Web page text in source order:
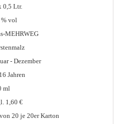
0,5 Ltr.
% vol
MEHRWEG
- Dezember
Jahren
ml
1,60 €
von 20 je 20er Karton